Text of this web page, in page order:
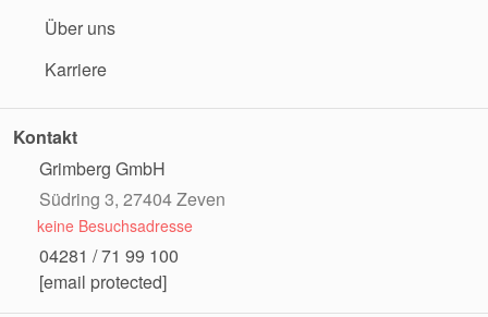
Über uns
Karriere
Kontakt
Grimberg GmbH
Südring 3, 27404 Zeven
keine Besuchsadresse
04281 / 71 99 100
[email protected]